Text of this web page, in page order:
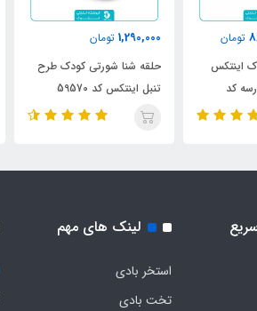
کودک طرح
1,050,000
870,000
شناور بادی شورتی کودک طرح
ماشین پلیس اینتکس کد
59586
لینک های مهم
استخر بادی
تخت بادی